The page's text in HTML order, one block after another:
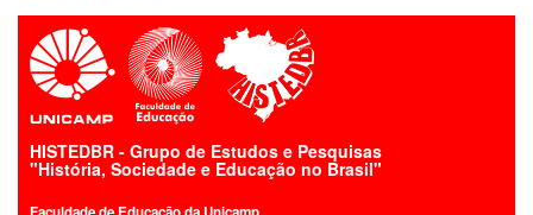
HISTEDBR - Grupo de Estudos e Pesquisas
"História, Sociedade e Educação no Brasil"